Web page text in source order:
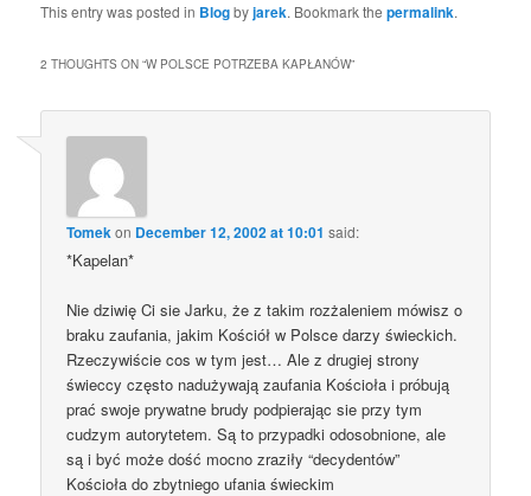
This entry was posted in Blogbyjarek. Bookmark thepermalink.
2 THOUGHTS ON “W POLSCE POTRZEBA KAPŁANÓW”
Tomekon December 12, 2002 at 10:01 said:
*Kapelan*
Nie dziwię Ci sie Jarku, że z takim rozżaleniem mówisz o
braku zaufania, jakim Kościół w Polsce darzy świeckich.
Rzeczywiście cos w tym jest… Ale z drugiej strony
świeccy często nadużywają zaufania Kościoła i próbują
prać swoje prywatne brudy podpierając sie przy tym
cudzym autorytetem. Są to przypadki odosobnione, ale
są i być może dość mocno zraziły “decydentów”
Kościoła do zbytniego ufania świeckim